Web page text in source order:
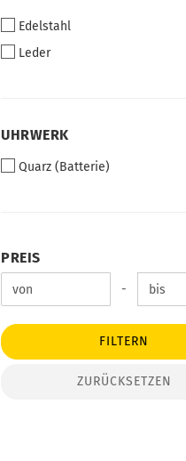
Edelstahl
Leder
UHRWERK
UHRWERK
Quarz (Batterie)
PREIS
Preis bis -
FILTERN
ZURÜCKSETZEN